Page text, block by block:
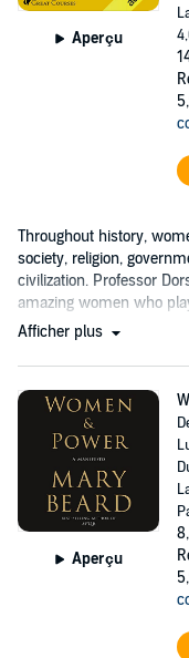
Aperçu
Throughout history,
society, religion,
civilization. Professor
amazing women who
Afficher plus
Aperçu